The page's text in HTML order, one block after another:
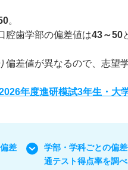
。
腔歯学部の偏差値は43～50
偏差値が異なるので、志望
年度進研模試3年生・大
差
学部・学科ごとの偏
通テスト得点率を調